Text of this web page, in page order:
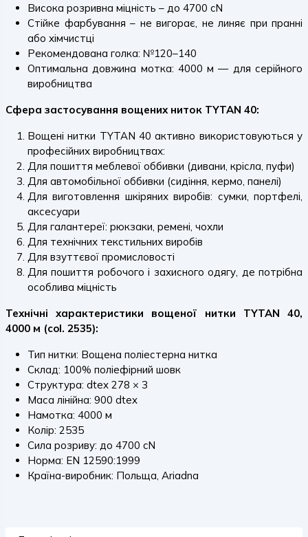
Висока розривна міцність – до 4700 cN
Стійке фарбування – не вигорає, не линяє при пранні
або хімчистці
Рекомендована голка: №120–140
Оптимальна довжина мотка: 4000 м — для серійного
виробництва
Сфера застосування вощених ниток TYTAN 40:
Вощені нитки TYTAN 40 активно використовуються у
професійних виробництвах:
Для пошиття меблевої оббивки (дивани, крісла, пуфи)
Для автомобільної оббивки (сидіння, кермо, панелі)
Для виготовлення шкіряних виробів: сумки, портфелі,
аксесуари
Для галантереї: рюкзаки, ремені, чохли
Для технічних текстильних виробів
Для взуттєвої промисловості
Для пошиття робочого і захисного одягу, де потрібна
особлива міцність
Технічні характеристики вощеної нитки TYTAN 40,
4000 м (col. 2535):
Тип нитки: Вощена поліестерна нитка
Склад: 100% поліефірний шовк
Структура: dtex 278 × 3
Маса лінійна: 900 dtex
Намотка: 4000 м
Колір: 2535
Сила розриву: до 4700 cN
Норма: EN 12590:1999
Країна-виробник: Польща, Ariadna